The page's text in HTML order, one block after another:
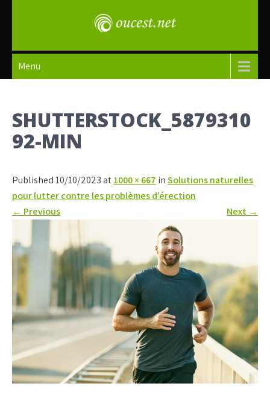
oucest
Menu
SHUTTERSTOCK_5879310
92-MIN
Published 10/10/2023 at1000 × 667 inSolutions naturelles
pour lutter contre les problèmes d’érection
← Previous Next →